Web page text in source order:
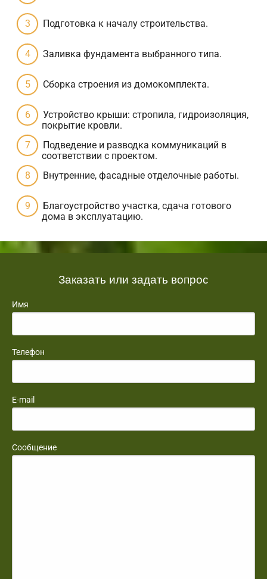
Подготовка к началу строительства.
Заливка фундамента выбранного типа.
Сборка строения из домокомплекта.
Устройство крыши: стропила, гидроизоляция,
покрытие кровли.
Подведение и разводка коммуникаций в
соответствии с проектом.
Внутренние, фасадные отделочные работы.
Благоустройство участка, сдача готового
дома в эксплуатацию.
Заказать или задать вопрос
Имя
Телефон
E-mail
Сообщение